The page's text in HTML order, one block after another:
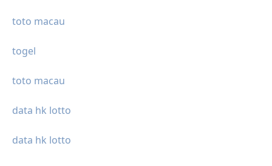
toto macau
togel
toto macau
data hk lotto
data hk lotto